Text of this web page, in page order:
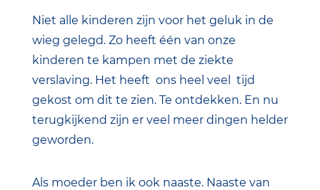
Niet alle kinderen zijn voor het geluk in de
wieg gelegd. Zo heeft één van onze
kinderen te kampen met de ziekte
verslaving. Het heeft ons heel veel tijd
gekost om dit te zien. Te ontdekken. En nu
terugkijkend zijn er veel meer dingen helder
geworden.
Als moeder ben ik ook naaste. Naaste van